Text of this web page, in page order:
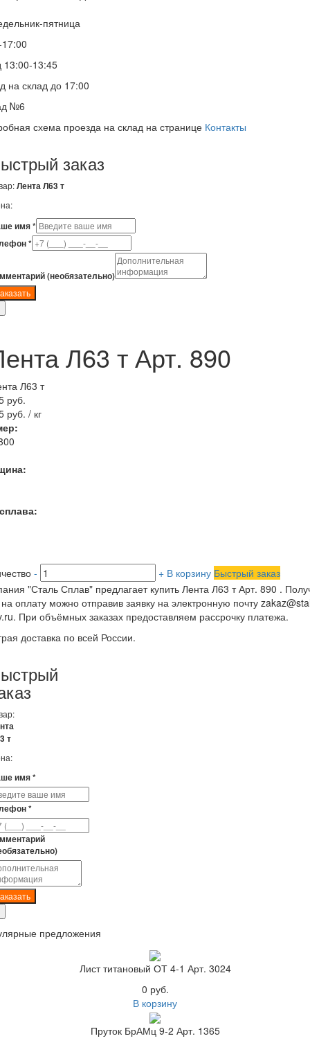
пятница
13:00-13:45
на склад до 17:00
№6
схема проезда на склад на странице Контакты
заказ
Лента Л63 т
имя *
*
(необязательно)
Л63 т Арт. 890
руб.
руб. / кг
- + В корзину Быстрый заказ
"Сталь Сплав" предлагает купить Лента Л63 т Арт. 890 .
на оплату можно отправив заявку на электронную почту
При объёмных заказах предоставляем рассрочку платежа.
доставка по всей России.
т
имя *
*
предложения
Лист титановый ОТ 4-1 Арт. 3024
0 руб.
В корзину
Пруток БрАМц 9-2 Арт. 1365